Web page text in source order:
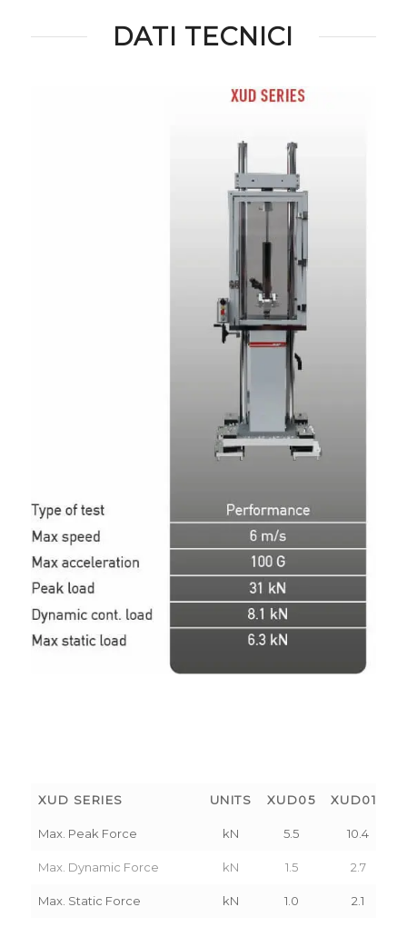
DATI TECNICI
XUD SERIES UNITS XUD05 XUD010
Max. Peak Force kN 5.5 10.4
Max. Dynamic Force kN 1.5 2.7
Max. Static Force kN 1.0 2.1